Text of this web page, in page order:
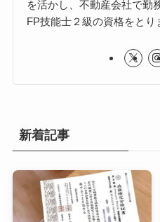
を活かし、不動産会社で勤
FP技能士２級の資格をとり
新着記事